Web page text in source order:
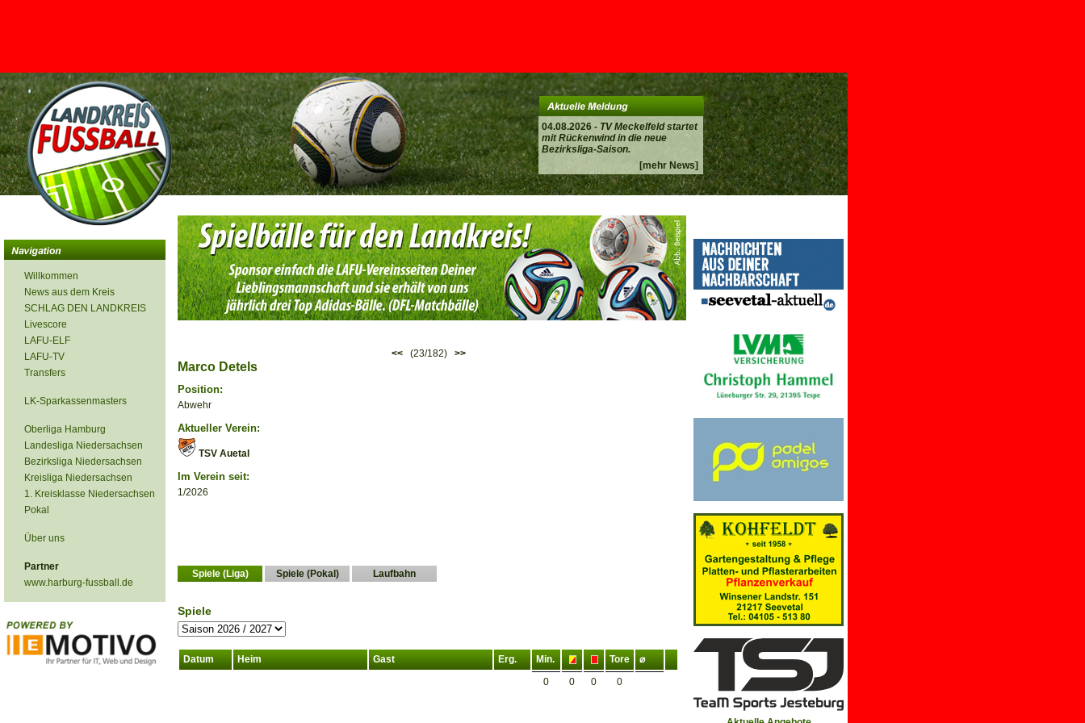
04.08.2026 - TV Meckelfeld startet
mit Rückenwind in die neue
Bezirksliga-Saison.
[mehr News]
<
Willkommen
News aus dem Kreis
SCHLAG DEN LANDKREIS
Livescore
LAFU-ELF
LAFU-TV
Transfers
LK-Sparkassenmasters
Oberliga Hamburg
Landesliga Niedersachsen
Bezirksliga Niedersachsen
Kreisliga Niedersachsen
1. Kreisklasse Niedersachsen
Pokal
Über uns
Partner
www.harburg-fussball.de
<<(23/182) >>
Marco Detels
Position:
Abwehr
Aktueller Verein:
TSV Auetal
Im Verein seit:
1/2026
Spiele (Liga) Spiele (Pokal) Laufbahn
Spiele
Datum Heim Gast Erg. Min. Tore
⌀
0
0 0 0